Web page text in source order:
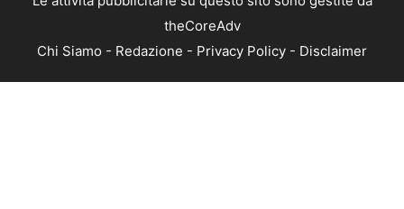
theCoreAdv
Chi Siamo - Redazione - Privacy Policy - Disclaimer